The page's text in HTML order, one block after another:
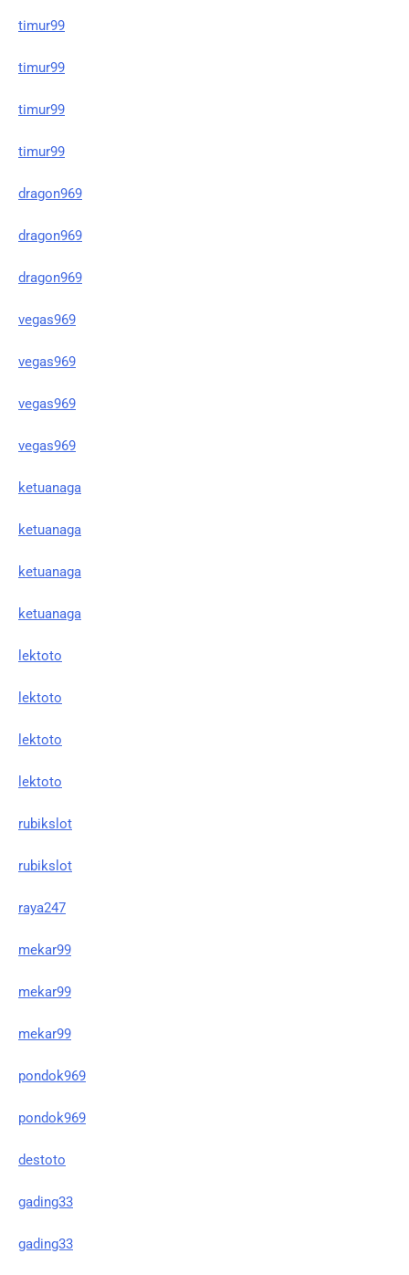
timur99
timur99
timur99
timur99
dragon969
dragon969
dragon969
vegas969
vegas969
vegas969
vegas969
ketuanaga
ketuanaga
ketuanaga
ketuanaga
lektoto
lektoto
lektoto
lektoto
rubikslot
rubikslot
raya247
mekar99
mekar99
mekar99
pondok969
pondok969
destoto
gading33
gading33